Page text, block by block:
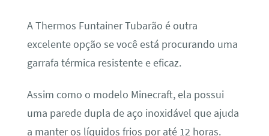
A Thermos Funtainer Tubarão é outra
excelente opção se você está procurando uma
garrafa térmica resistente e eficaz.
Assim como o modelo Minecraft, ela possui
uma parede dupla de aço inoxidável que ajuda
a manter os líquidos frios por até 12 horas.